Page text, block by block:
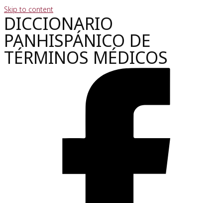
Skip to content
DICCIONARIO
PANHISPÁNICO DE
TÉRMINOS MÉDICOS